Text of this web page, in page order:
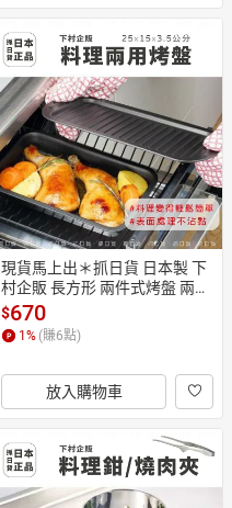
現貨馬上出＊抓日貨 日本製 下
村企販 長方形 兩件式烤盤 兩用
附鐵蓋 烤箱專用托盤 對流熱 放
射熱 不沾 料理盤
$670
1 % (賺6點)
放入購物車